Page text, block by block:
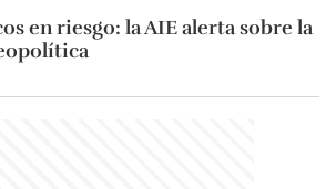
en riesgo: la AIE alerta sobre la